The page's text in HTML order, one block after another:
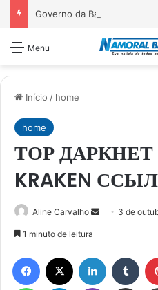
Menu
Início / home
home
ТОР
KRAKEN
Aline Carvalho
Mande
mail
3 de
1 minuto de leitura
Facebook Linkedin
WhatsAppTelegram Viber Compartilhar via e-mail